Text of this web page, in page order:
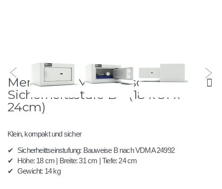
Zum
Anfang
der
Bildergalerie
springen
Merkur 15 - Möbeltresor
Sicherheitsstufe B - (18 x 31 x
24cm)
Klein, kompakt und sicher
✔ Sicherheittseinstufung: Bauweise B nach VDMA 24992
✔ Höhe: 18 cm | Breite: 31 cm | Tiefe: 24 cm
✔ Gewicht: 14 kg